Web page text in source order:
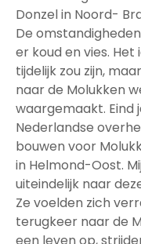
Donzel in Noord-
De
er koud en vies.
tijdelijk zou zijn,
naar de Molukken
waargemaakt. Eind
Nederlandse
bouwen voor
in Helmond-Oost.
uiteindelijk naar
Ze voelden zich
terugkeer naar de